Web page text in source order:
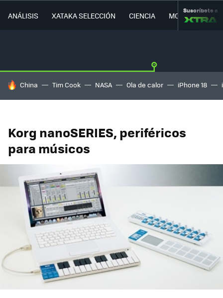
ANÁLISIS XATAKA SELECCIÓN CIENCIA MOVILIDAD
Suscríbete a
HOY SE HABLA DE
China Tim Cook NASA Ola de calor iPhone 18
Korg nanoSERIES, periféricos
para músicos